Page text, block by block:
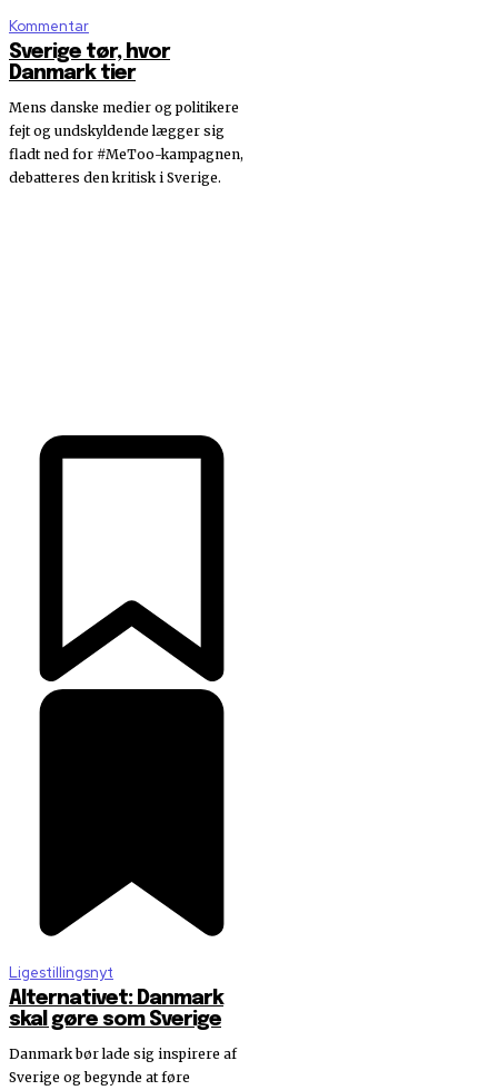
Kommentar
Sverige tør, hvor
Danmark tier
Mens danske medier og politikere
fejt og undskyldende lægger sig
fladt ned for #MeToo-kampagnen,
debatteres den kritisk i Sverige.
Ligestillingsnyt
Alternativet: Danmark
skal gøre som Sverige
Danmark bør lade sig inspirere af
Sverige og begynde at føre